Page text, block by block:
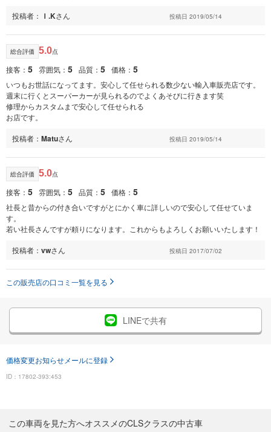
投稿者： Ｉ.Kさん 投稿日 2019/05/14
総合評価 5.0点
接客： 5 雰囲気： 5 品質： 5 価格： 5
いつもお世話になってます。安心して任せられる数少ない輸入車販売店です。
週末に行くとスーパーカーが見られるのでよくあそびに行きます笑
修理からカスタムまで安心して任せられる
お店です。
投稿者： Matuさん 投稿日 2019/05/14
総合評価 5.0点
接客： 5 雰囲気： 5 品質： 5 価格： 5
社長と昔からの付き合いですがとにかく車に詳しいので安心して任せていま
す。
若い社長さんですが頼りになります。これからもよろしくお願いいたします！
投稿者： vwさん 投稿日 2017/07/02
この販売店の口コミ一覧を見る
LINEで共有
価格変更お知らせメールに登録
ID：17802-393:453
この車両を見た方へオススメのCLSクラスの中古車